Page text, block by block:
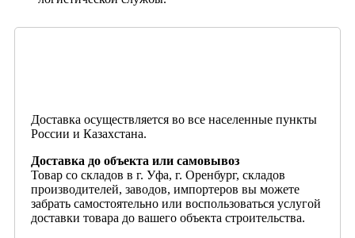
Доставка осуществляется во все населенные пункты
России и Казахстана.
Доставка до объекта или самовывоз
Товар со складов в г. Уфа, г. Оренбург, складов
производителей, заводов, импортеров вы можете
забрать самостоятельно или воспользоваться услугой
доставки товара до вашего объекта строительства.